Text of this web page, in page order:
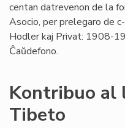
centan datrevenon de la
Asocio, per prelegaro de
Hodler kaj Privat: 1908-
Ĉaŭdefono.
Kontribuo al
Tibeto